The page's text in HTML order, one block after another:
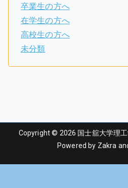
卒業生の方へ
在学生の方へ
高校生の方へ
未分類
Copyright © 2026 国士舘大学理
Powered by Zakra